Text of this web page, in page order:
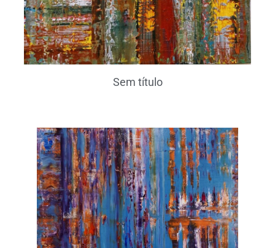
Sem título